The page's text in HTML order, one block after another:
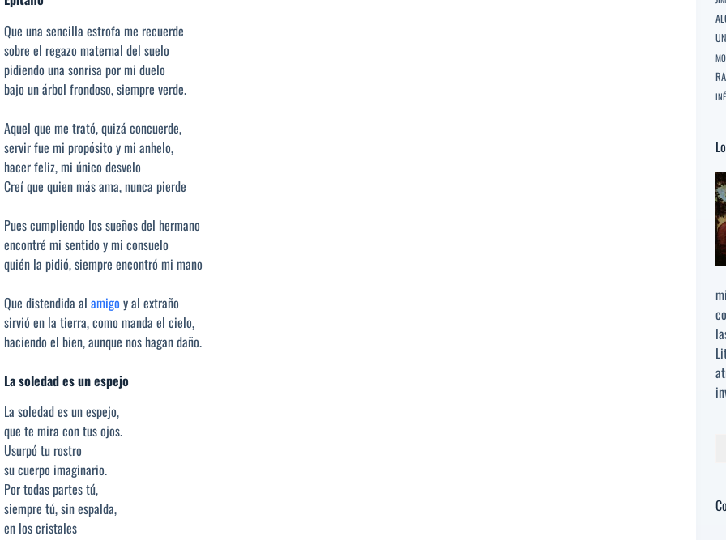
Que una sencilla estrofa me recuerde
sobre el regazo maternal del suelo
pidiendo una sonrisa por mi duelo
bajo un árbol frondoso, siempre verde.
Aquel que me trató, quizá concuerde,
servir fue mi propósito y mi anhelo,
hacer feliz, mi único desvelo
Creí que quien más ama, nunca pierde
Pues cumpliendo los sueños del hermano
encontré mi sentido y mi consuelo
quién la pidió, siempre encontró mi mano
Que distendida al amigo y al extraño
sirvió en la tierra, como manda el cielo,
haciendo el bien, aunque nos hagan daño.
La soledad es un espejo
La soledad es un espejo,
que te mira con tus ojos.
Usurpó tu rostro
su cuerpo imaginario.
Por todas partes tú,
siempre tú, sin espalda,
en los cristales